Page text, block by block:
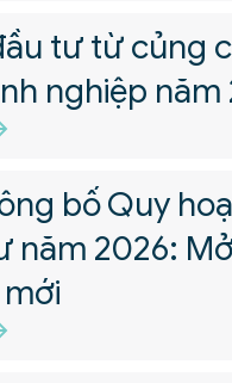
tư từ củng
nghiệp năm
bố Quy
năm 2026: